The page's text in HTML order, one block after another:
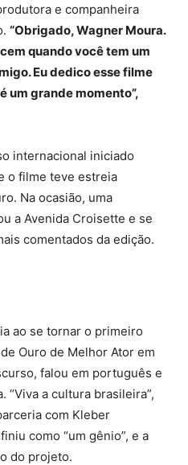
e companheira
“Obrigado, Wagner Moura.
quando você tem um
Eu dedico esse filme
um grande momento”,
internacional iniciado
o filme teve estreia
Na ocasião, uma
a Avenida Croisette e se
comentados da edição.
ao se tornar o primeiro
Ouro de Melhor Ator em
falou em português e
a cultura brasileira”,
com Kleber
como “um gênio”, e a
do projeto.